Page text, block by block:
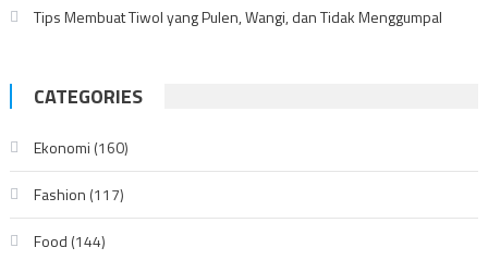
Tips Membuat Tiwol yang Pulen, Wangi, dan Tidak Menggumpal
CATEGORIES
Ekonomi (160)
Fashion (117)
Food (144)